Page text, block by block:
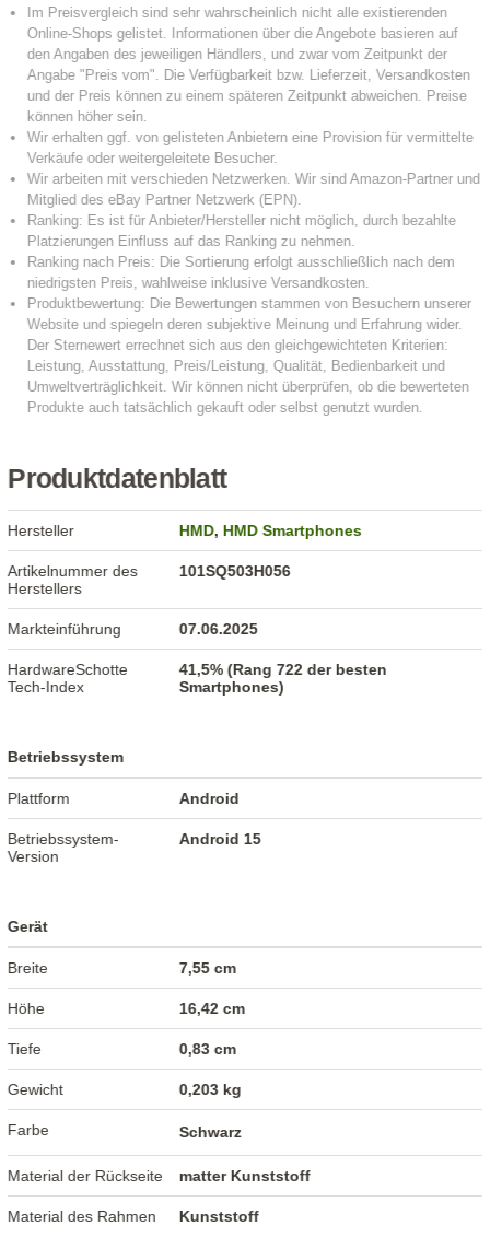
Produktdatenblatt
Hersteller HMD,HMD Smartphones
Artikelnummer des
Herstellers
101SQ503H056
Markteinführung 07.06.2025
HardwareSchotte
Tech-Index
41,5% (Rang 722 der besten
Smartphones)
Betriebssystem
Plattform Android
Betriebssystem-
Version
Android 15
Gerät
Breite 7,55 cm
Höhe 16,42 cm
Tiefe 0,83 cm
Gewicht 0,203 kg
Farbe Schwarz
Material der Rückseite matter Kunststoff
Material des Rahmen Kunststoff